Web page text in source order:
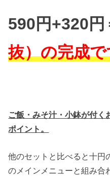
590円+320円
抜）の完成
ご飯・みそ汁・小鉢が付く
ポイント。
他のセットと比べると十円
のメインメニューと組み合